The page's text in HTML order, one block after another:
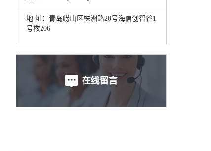
地 址：青岛崂山区株洲路20号海信创智谷1
号楼206